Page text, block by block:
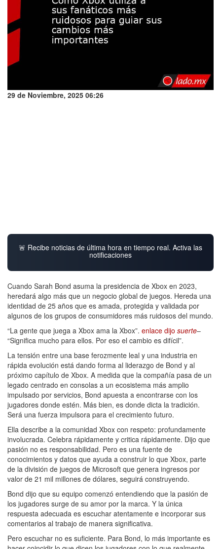
29 de Noviembre, 2025 06:26
🚨 Recibe noticias de última hora en tiempo real. Activa las
notificaciones
Cuando Sarah Bond asuma la presidencia de Xbox en 2023,
heredará algo más que un negocio global de juegos. Hereda una
identidad de 25 años que es amada, protegida y validada por
algunos de los grupos de consumidores más ruidosos del mundo.
“La gente que juega a Xbox ama la Xbox”. enlace dijo suerte–
“Significa mucho para ellos. Por eso el cambio es difícil”.
La tensión entre una base ferozmente leal y una industria en
rápida evolución está dando forma al liderazgo de Bond y al
próximo capítulo de Xbox. A medida que la compañía pasa de un
legado centrado en consolas a un ecosistema más amplio
impulsado por servicios, Bond apuesta a encontrarse con los
jugadores donde estén. Más bien, es donde dicta la tradición.
Será una fuerza impulsora para el crecimiento futuro.
Ella describe a la comunidad Xbox con respeto: profundamente
involucrada. Celebra rápidamente y critica rápidamente. Dijo que
pasión no es responsabilidad. Pero es una fuente de
conocimientos y datos que ayuda a construir lo que Xbox, parte
de la división de juegos de Microsoft que genera ingresos por
valor de 21 mil millones de dólares, seguirá construyendo.
Bond dijo que su equipo comenzó entendiendo que la pasión de
los jugadores surge de su amor por la marca. Y la única
respuesta adecuada es escuchar atentamente e incorporar sus
comentarios al trabajo de manera significativa.
Pero escuchar no es suficiente. Para Bond, lo más importante es